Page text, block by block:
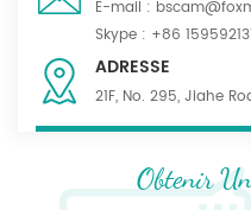
E-mail :
Skype : +86
ADRESSE
21F, No. 295, Jiahe
Obtenir